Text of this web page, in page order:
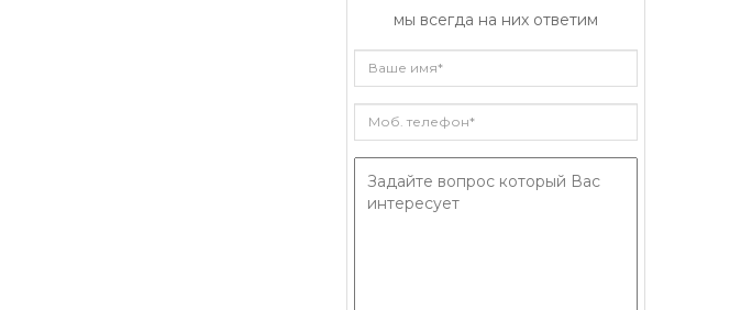
мы всегда на них ответим